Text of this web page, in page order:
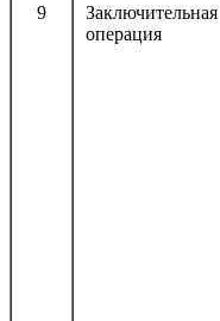
9
Заключительная
операция